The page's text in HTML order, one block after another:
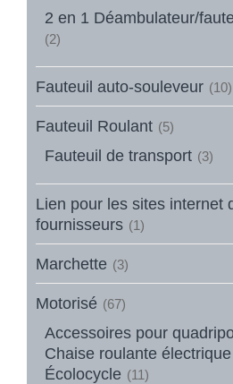
2 en 1 Déambulateur/
(2)
Fauteuil auto-souleveur (10)
Fauteuil Roulant (5)
Fauteuil de transport (3)
Lien pour les sites internet
fournisseurs (1)
Marchette (3)
Motorisé (67)
Accessoires pour
Chaise roulante électrique
Écolocycle (11)